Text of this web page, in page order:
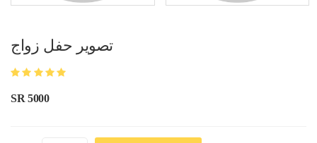
تصوير حفل زواج
SR 5000